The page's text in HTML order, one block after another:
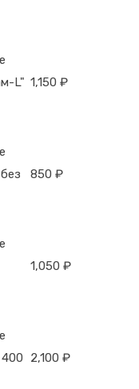
L" 1,150 ₽
850 ₽
1,050 ₽
2,100 ₽